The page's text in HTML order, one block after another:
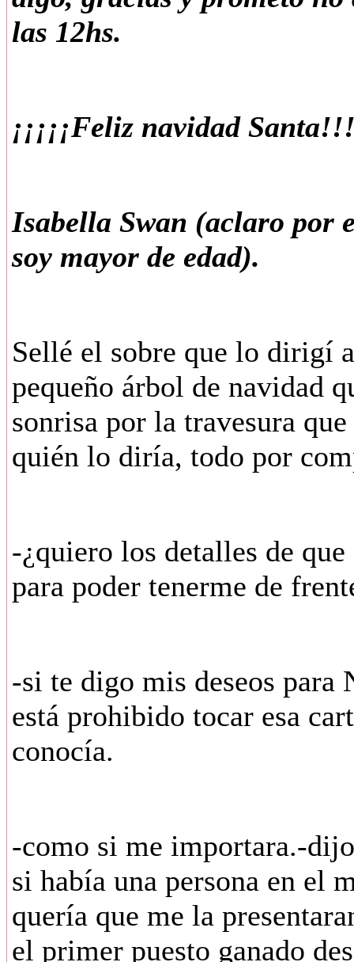
las 12hs.
¡¡¡¡¡Feliz navidad
Isabella Swan (aclaro por
soy mayor de edad).
Sellé el sobre que lo dirigí
pequeño árbol de navidad
sonrisa por la travesura
quién lo diría, todo por
-¿quiero los detalles de
para poder tenerme de
-si te digo mis deseos para
está prohibido tocar esa
conocía.
-como si me importara.-
si había una persona en el
quería que me la
el primer puesto ganado